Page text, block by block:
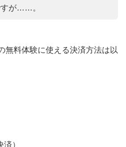
すが……。
無料体験に使える決済方法は以
）